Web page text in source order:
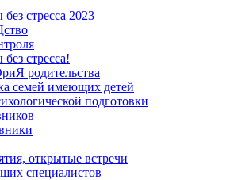
стресса 2023
стресса!
родительства
семей имеющих детей
подготовки
открытые встречи
специалистов